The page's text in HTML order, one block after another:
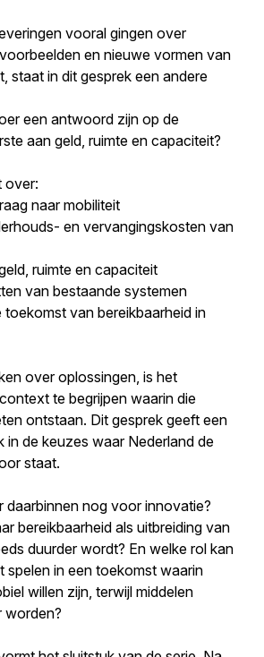
vooral gingen over
en nieuwe vormen van
staat in dit gesprek een andere
een antwoord zijn op de
aan geld, ruimte en capaciteit?
over:
naar mobiliteit
en vervangingskosten van
ruimte en capaciteit
van bestaande systemen
toekomst van bereikbaarheid in
over oplossingen, is het
te begrijpen waarin die
ontstaan. Dit gesprek geeft een
in de keuzes waar Nederland de
staat.
daarbinnen nog voor innovatie?
bereikbaarheid als uitbreiding van
duurder wordt? En welke rol kan
spelen in een toekomst waarin
willen zijn, terwijl middelen
worden?